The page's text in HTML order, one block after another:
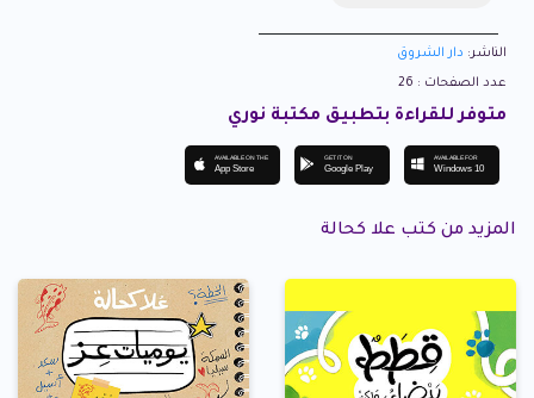
الناشر: دار الشروق
عدد الصفحات : 26
متوفر للقراءة بتطبيق مكتبة نوري
AVAILABLE ON THE
App Store
GET IT ON
Google Play
AVAILABLE FOR
Windows 10
المزيد من كتب علا كحالة